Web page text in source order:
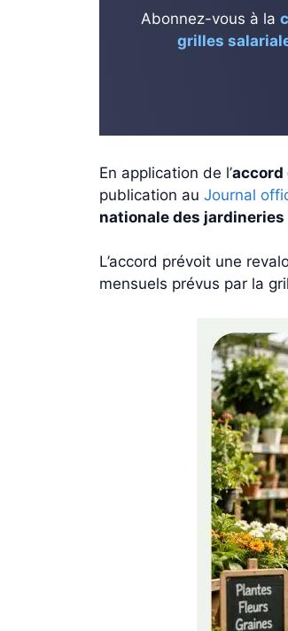
Abonnez-vous à la
grilles
En application de l’accord
publication au Journal
nationale des
L’accord prévoit une
mensuels prévus par la